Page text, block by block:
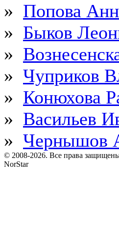
» Попова
» Быков
»
» Чуприков
» Конюхова
» Васильев
» Чернышов
© 2008-2026. Все права
NorStar